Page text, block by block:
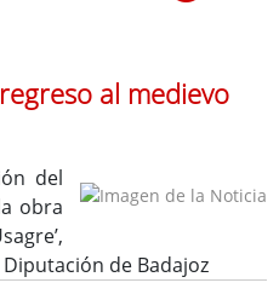
al medievo
del
obra
de Badajoz